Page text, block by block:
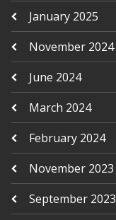
January 2025
November 2024
June 2024
March 2024
February 2024
November 2023
September 2023